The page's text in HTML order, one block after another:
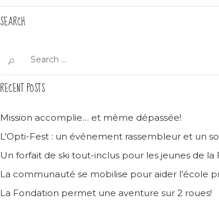
SEARCH
for:
RECENT POSTS
Mission accomplie… et même dépassée!
L’Opti-Fest : un événement rassembleur et un
Un forfait de ski tout-inclus pour les jeunes de la
La communauté se mobilise pour aider l’école
La Fondation permet une aventure sur 2 roues!